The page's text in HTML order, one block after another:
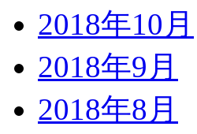
2018年10月
2018年9月
2018年8月